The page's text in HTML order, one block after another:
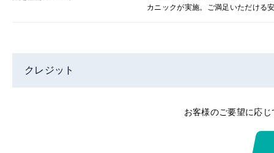
カニックが実施。ご満足いただける
クレジット
お客様のご要望に応